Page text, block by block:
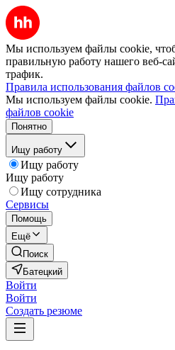
Мы используем файлы cookie,
правильную работу нашего веб-
трафик.
Правила использования файлов
Мы используем файлы cookie.
файлов cookie
Понятно
Ищу работу
Ищу работу
Ищу работу
Ищу сотрудника
Сервисы
Помощь
Ещё
Поиск
Батецкий
Войти
Войти
Создать резюме